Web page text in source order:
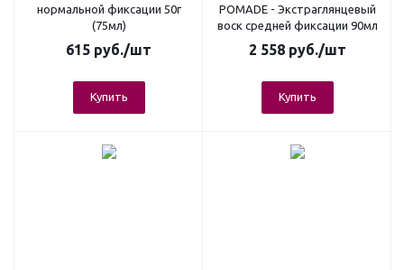
нормальной фиксации 50г
(75мл)
615 руб./шт
Купить
POMADE - Экстраглянцевый
воск средней фиксации 90мл
2 558руб./шт
Купить